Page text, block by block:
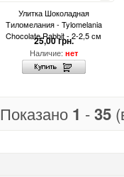
Улитка Шоколадная
Тиломелания - Tylomelania
Chocolate Rabbit - 2-2,5 см
25,00 грн.
Наличие: нет
Показано 1 -35